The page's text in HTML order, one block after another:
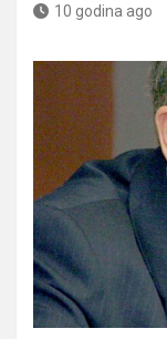
10 godina ago